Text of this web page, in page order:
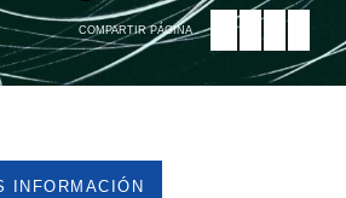
COMPARTIR PÁGINA
INFORMACIÓN